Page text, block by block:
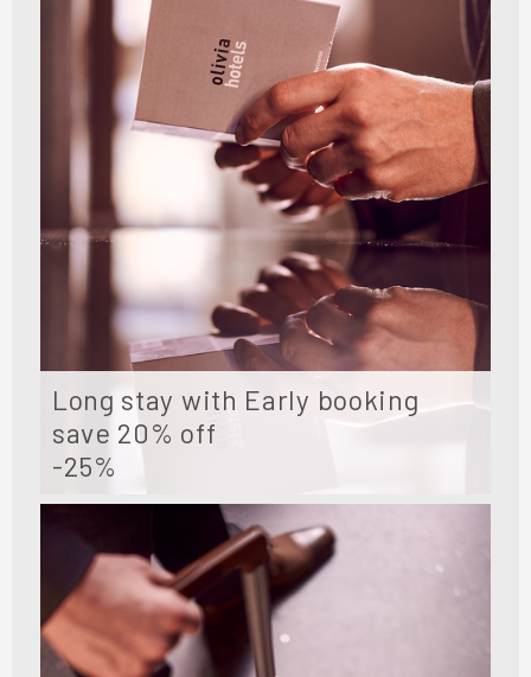
Long stay with Early booking
save 20% off
-25%